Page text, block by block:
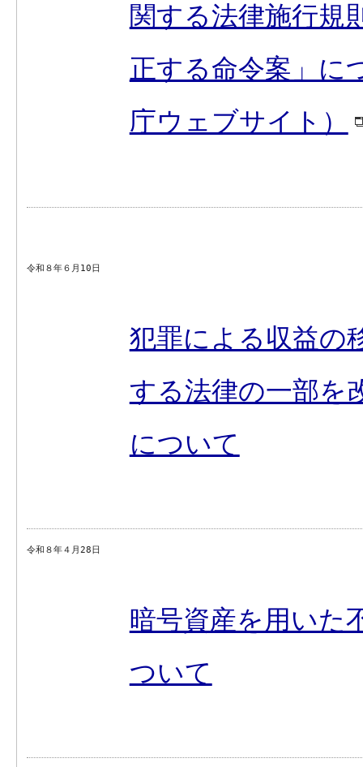
関する法律施行規
正する命令案」に
庁ウェブサイト）
令和８年６月10日
犯罪による収益の
する法律の一部を
について
令和８年４月28日
暗号資産を用いた
ついて